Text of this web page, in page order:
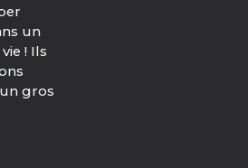
un
! Ils
gros